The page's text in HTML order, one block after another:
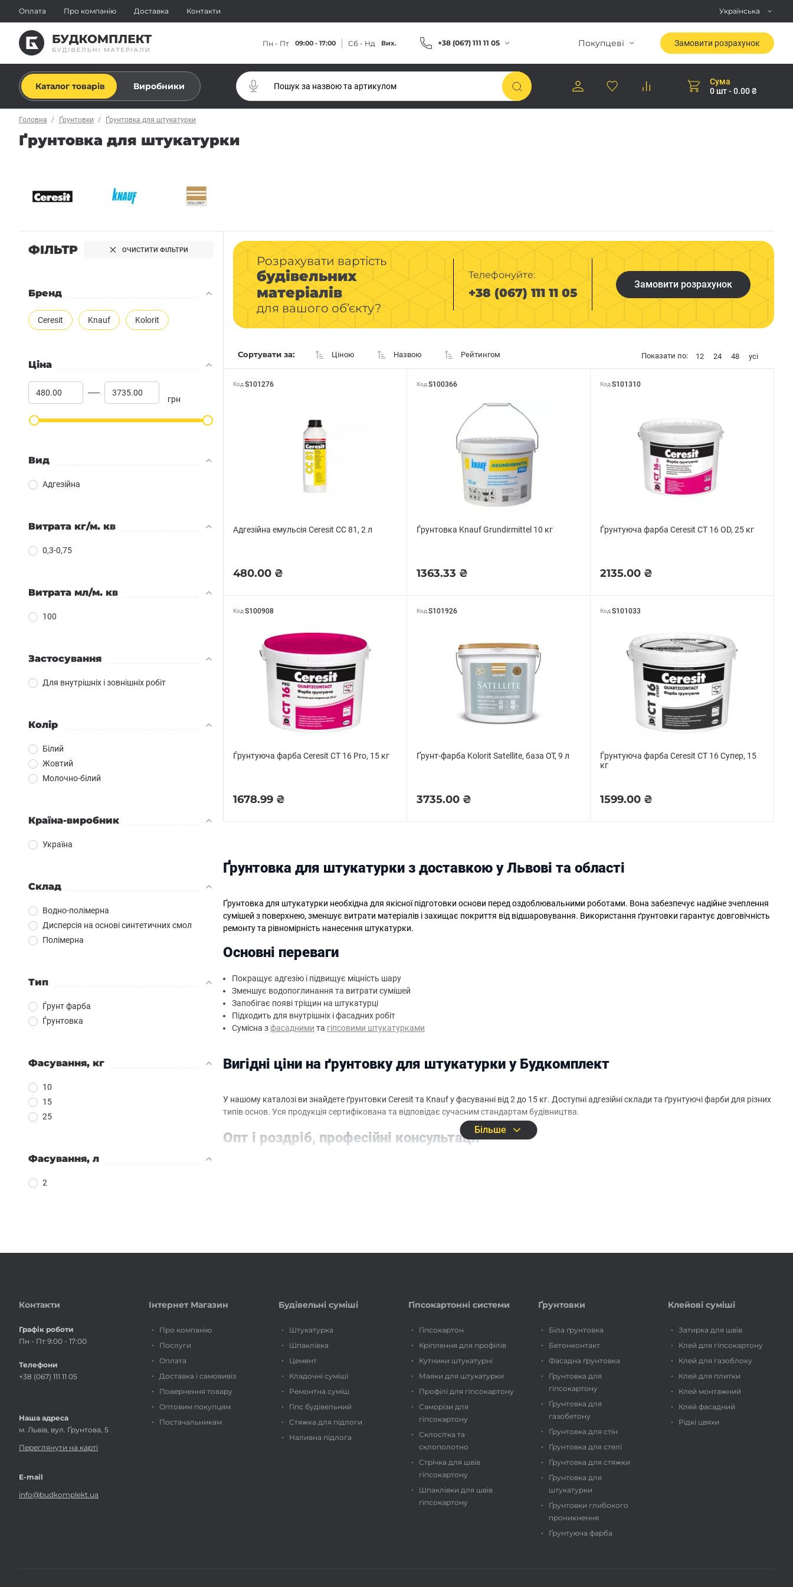
Оплата Про компанію Доставка Контакти Українська
Пн - Пт 09:00 - 17:00 Сб - Нд Вих. +38 (067) 111 11 05 Покупцеві Замовити розрахунок
Каталог товарів Виробники
Сума
0 шт - 0.00 ₴
Головна Ґрунтовки Ґрунтовка для штукатурки
Ґрунтовка для штукатурки
ФІЛЬТР ОЧИСТИТИ ФІЛЬТРИ
Бренд
Ceresit Knauf Kolorit
Ціна
грн
Вид
Адгезійна
Витрата кг/м. кв
0,3-0,75
Витрата мл/м. кв
100
Застосування
Для внутрішніх і зовнішніх робіт
Колір
Білий
Жовтий
Молочно-білий
Країна-виробник
Україна
Склад
Водно-полімерна
Дисперсія на основі синтетичних смол
Полімерна
Тип
Ѓрунт фарба
Ѓрунтовка
Фасування, кг
10
15
25
Фасування, л
2
Розрахувати вартість
будівельних
матеріалів
для вашого об’єкту?
Телефонуйте:
+38 (067) 111 11 05
Замовити розрахунок
Сортувати за: Ціною Назвою Рейтингом Показати по: 12 24 48 усі
Код S101276
Адгезійна емульсія Ceresit CC 81, 2 л
480.00 ₴
Код S100366
Ѓрунтовка Knauf Grundirmittel 10 кг
1363.33 ₴
Код S101310
Ѓрунтуюча фарба Ceresit СТ 16 OD, 25 кг
2135.00 ₴
Код S100908
Ѓрунтуюча фарба Ceresit СТ 16 Pro, 15 кг
1678.99 ₴
Код S101926
Ґрунт-фарба Kolorit Satellite, база ОТ, 9 л
3735.00 ₴
Код S101033
Ѓрунтуюча фарба Ceresit СТ 16 Супер, 15
кг
1599.00 ₴
Ґрунтовка для штукатурки з доставкою у Львові та області
Ґрунтовка для штукатурки необхідна для якісної підготовки основи перед оздоблювальними роботами. Вона забезпечує надійне зчеплення
сумішей з поверхнею, зменшує витрати матеріалів і захищає покриття від відшаровування. Використання ґрунтовки гарантує довговічність
ремонту та рівномірність нанесення штукатурки.
Основні переваги
Покращує адгезію і підвищує міцність шару
Зменшує водопоглинання та витрати сумішей
Запобігає появі тріщин на штукатурці
Підходить для внутрішніх і фасадних робіт
Сумісна зфасадними та гіпсовими штукатурками
Вигідні ціни на ґрунтовку для штукатурки у Будкомплект
У нашому каталозі ви знайдете ґрунтовки Ceresit та Knauf у фасуванні від 2 до 15 кг. Доступні адгезійні склади та ґрунтуючі фарби для різних
типів основ. Уся продукція сертифікована та відповідає сучасним стандартам будівництва.
Опт і роздріб, професійні консультаціїБільше
Контакти
Графік роботи
Пн - Пт 9:00 - 17:00
Телефони
+38 (067) 111 11 05
Наша адреса
м. Львів, вул. Ґрунтова, 5
Переглянути на карті
E-mail
info@budkomplekt.ua
Інтернет Магазин
Про компанію
Послуги
Оплата
Доставка і самовивіз
Повернення товару
Оптовим покупцям
Постачальникам
Будівельні суміші
Штукатурка
Шпаклівка
Цемент
Кладочні суміші
Ремонтна суміш
Гіпс будівельний
Стяжка для підлоги
Наливна підлога
Гіпсокартонні системи
Гіпсокартон
Кріплення для профілів
Кутники штукатурні
Маяки для штукатурки
Профілі для гіпсокартону
Саморізи для
гіпсокартону
Склосітка та
склополотно
Стрічка для швів
гіпсокартону
Шпаклівки для швів
гіпсокартону
Ґрунтовки
Біла ґрунтовка
Бетонконтакт
Фасадна ґрунтовка
Ґрунтовка для
гіпсокартону
Ґрунтовка для
газобетону
Ґрунтовка для стін
Ґрунтовка для стелі
Ґрунтовка для стяжки
Ґрунтовка для
штукатурки
Ґрунтовки глибокого
проникнення
Ґрунтуюча фарба
Клейові суміші
Затирка для швів
Клей для гіпсокартону
Клей для газоблоку
Клей для плитки
Клей монтажний
Клей фасадний
Рідкі цвяхи